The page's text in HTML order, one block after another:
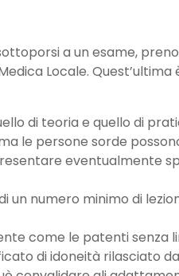
a un esame,
Locale.
di teoria e quello di
le persone sorde
eventualmente
un numero minimo di
come le patenti
di idoneità rilasciato